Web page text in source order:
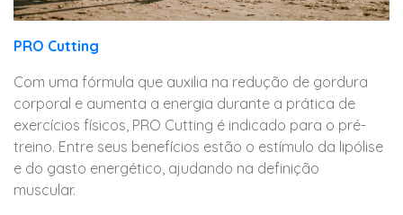
PRO Cutting
Com uma fórmula que auxilia na redução de gordura
corporal e aumenta a energia durante a prática de
exercícios físicos, PRO Cutting é indicado para o pré-
treino. Entre seus benefícios estão o estímulo da lipólise
e do gasto energético, ajudando na definição
muscular.